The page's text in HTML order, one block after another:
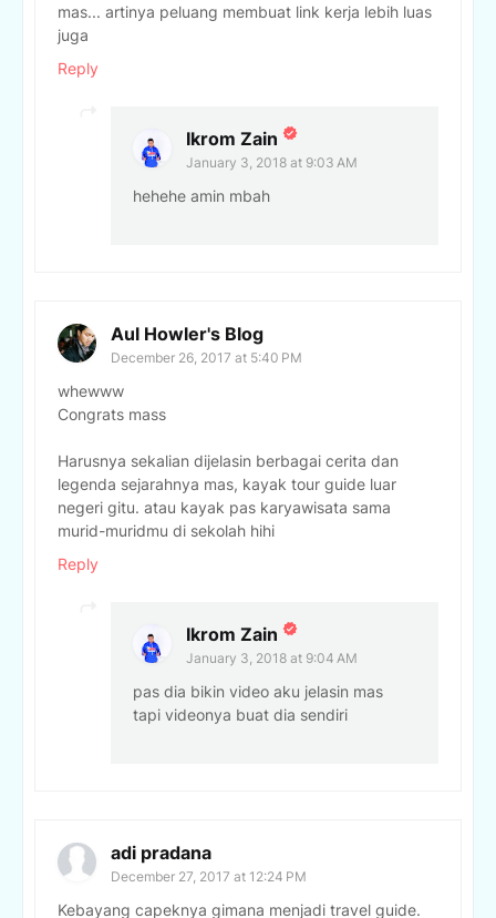
mas... artinya peluang membuat link kerja lebih luas
juga
Reply
Ikrom Zain
January 3, 2018 at 9:03 AM
hehehe amin mbah
Aul Howler's Blog
December 26, 2017 at 5:40 PM
whewww
Congrats mass
Harusnya sekalian dijelasin berbagai cerita dan
legenda sejarahnya mas, kayak tour guide luar
negeri gitu. atau kayak pas karyawisata sama
murid-muridmu di sekolah hihi
Reply
Ikrom Zain
January 3, 2018 at 9:04 AM
pas dia bikin video aku jelasin mas
tapi videonya buat dia sendiri
adi pradana
December 27, 2017 at 12:24 PM
Kebayang capeknya gimana menjadi travel guide.